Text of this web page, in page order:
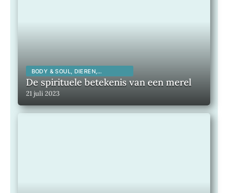
BODY & SOUL, DIEREN,
SPIRITUALITEIT,
De spirituele betekenis van een merel
21 juli 2023